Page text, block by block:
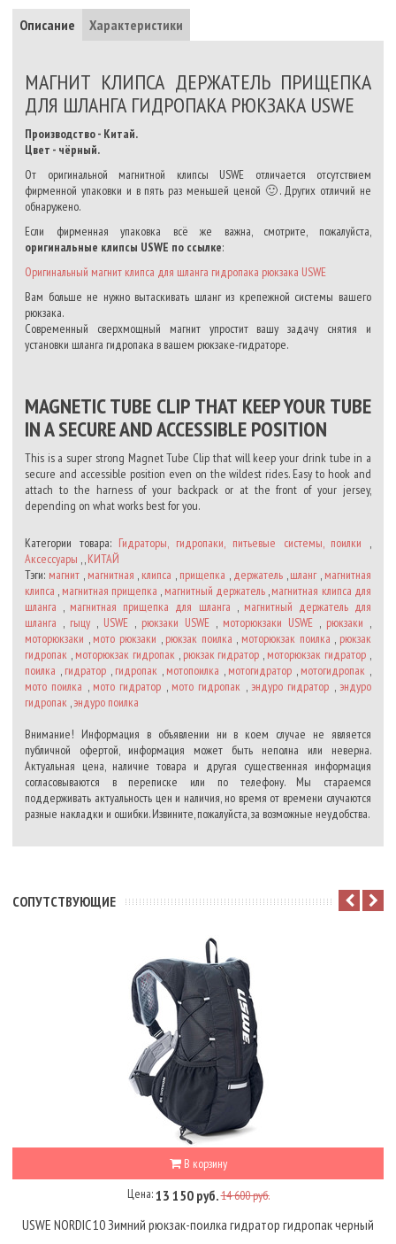
Описание Характеристики
МАГНИТ КЛИПСА ДЕРЖАТЕЛЬ ПРИЩЕПКА
ДЛЯ ШЛАНГА ГИДРОПАКА РЮКЗАКА USWE
Производство - Китай.
Цвет - чёрный.
От оригинальной магнитной клипсы USWE отличается отсутствием
фирменной упаковки и в пять раз меньшей ценой 🙂. Других отличий не
обнаружено.
Если фирменная упаковка всё же важна, смотрите, пожалуйста,
оригинальные клипсы USWE по ссылке:
Оригинальный магнит клипса для шланга гидропака рюкзака USWE
Вам больше не нужно вытаскивать шланг из крепежной системы вашего
рюкзака.
Современный сверхмощный магнит упростит вашу задачу снятия и
установки шланга гидропака в вашем рюкзаке-гидраторе.
MAGNETIC TUBE CLIP THAT KEEP YOUR TUBE
IN A SECURE AND ACCESSIBLE POSITION
This is a super strong Magnet Tube Clip that will keep your drink tube in a
secure and accessible position even on the wildest rides. Easy to hook and
attach to the harness of your backpack or at the front of your jersey,
depending on what works best for you.
Категории товара: Гидраторы, гидропаки, питьевые системы, поилки ,
Аксессуары , ,КИТАЙ
Тэги: магнит, магнитная , клипса , прищепка , держатель,шланг, магнитная
клипса , магнитная прищепка , магнитный держатель,магнитная клипса для
шланга , магнитная прищепка для шланга , магнитный держатель для
шланга , гыцу , USWE , рюкзаки USWE , моторюкзаки USWE , рюкзаки ,
моторюкзаки , мото рюкзаки , рюкзак поилка , моторюкзак поилка , рюкзак
гидропак , моторюкзак гидропак , рюкзак гидратор , моторюкзак гидратор ,
поилка , гидратор , гидропак , мотопоилка , мотогидратор , мотогидропак ,
мото поилка , мото гидратор , мото гидропак , эндуро гидратор , эндуро
гидропак ,эндуро поилка
Внимание! Информация в объявлении ни в коем случае не является
публичной офертой, информация может быть неполна или неверна.
Актуальная цена, наличие товара и другая существенная информация
согласовываются в переписке или по телефону. Мы стараемся
поддерживать актуальность цен и наличия, но время от времени случаются
разные накладки и ошибки. Извините, пожалуйста, за возможные неудобства.
CОПУТСТВУЮЩИЕ
В корзину
Цена:13 150 руб.14 600 руб.
USWE NORDIC 10 Зимний рюкзак-поилка гидратор гидропак черный